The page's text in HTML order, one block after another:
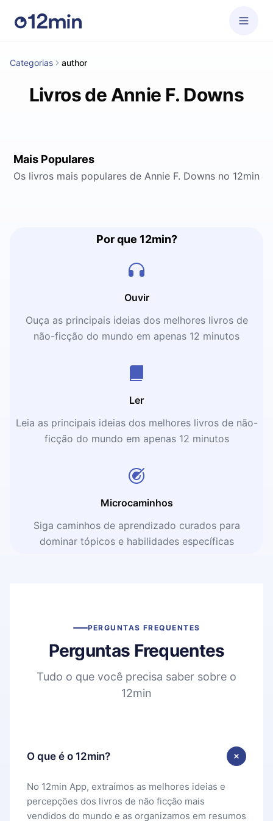
Categorias author
Livros de Annie F. Downs
Mais Populares
Os livros mais populares de Annie F. Downs no 12min
Por que 12min?
Ouvir
Ouça as principais ideias dos melhores livros de
não-ficção do mundo em apenas 12 minutos
Ler
Leia as principais ideias dos melhores livros de não-
ficção do mundo em apenas 12 minutos
Microcaminhos
Siga caminhos de aprendizado curados para
dominar tópicos e habilidades específicas
PERGUNTAS FREQUENTES
Perguntas Frequentes
Tudo o que você precisa saber sobre o
12min
O que é o 12min?
No 12min App, extraímos as melhores ideias e
percepções dos livros de não ficção mais
vendidos do mundo e as organizamos em resumos